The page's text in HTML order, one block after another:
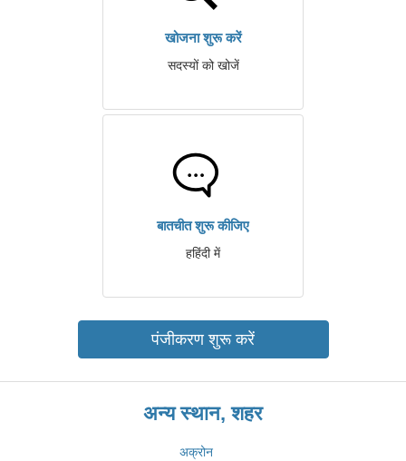
खोजना शुरू करें
सदस्यों को खोजें
बातचीत शुरू कीजिए
हहिंदी में
पंजीकरण शुरू करें
अन्य स्थान, शहर
अक्रोन